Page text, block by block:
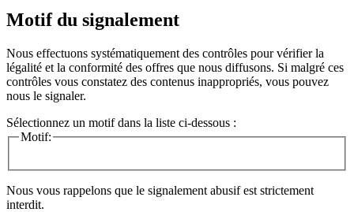
Motif du signalement
Nous effectuons systématiquement des contrôles pour vérifier la
légalité et la conformité des offres que nous diffusons. Si malgré ces
contrôles vous constatez des contenus inappropriés, vous pouvez
nous le signaler.
Sélectionnez un motif dans la liste ci-dessous :
Motif:
Nous vous rappelons que le signalement abusif est strictement
interdit.